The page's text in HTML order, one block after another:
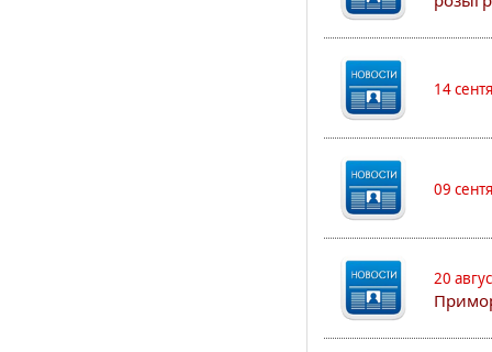
14
09
20